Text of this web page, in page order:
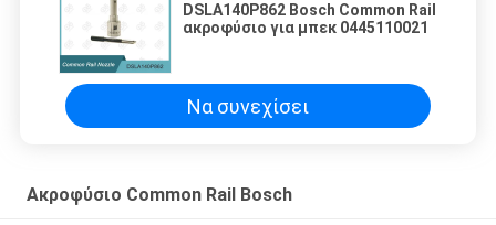
DSLA140P862 Bosch Common Rail
ακροφύσιο για μπεκ 0445110021
Να συνεχίσει
Ακροφύσιο Common Rail Bosch